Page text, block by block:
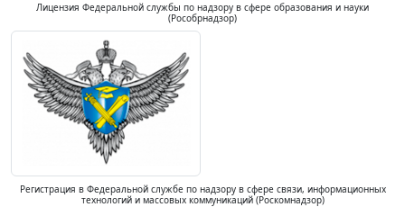
Лицензия Федеральной службы по надзору в сфере образования и науки
(Рособрнадзор)
Регистрация в Федеральной службе по надзору в сфере связи, информационных
технологий и массовых коммуникаций (Роскомнадзор)